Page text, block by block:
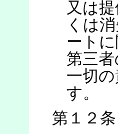
又は
くは
ート
第三
一切
す。
第１２